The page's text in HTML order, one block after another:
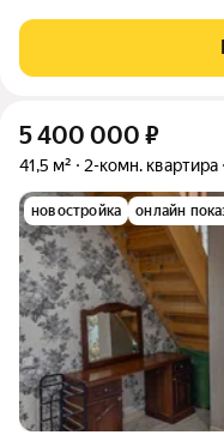
ceмeйнaя, IT- ипoтeка
мечты! - Предчистовая
5 400 000 ₽
41,5 м² 2-комн. квартира
новостройка онлайн